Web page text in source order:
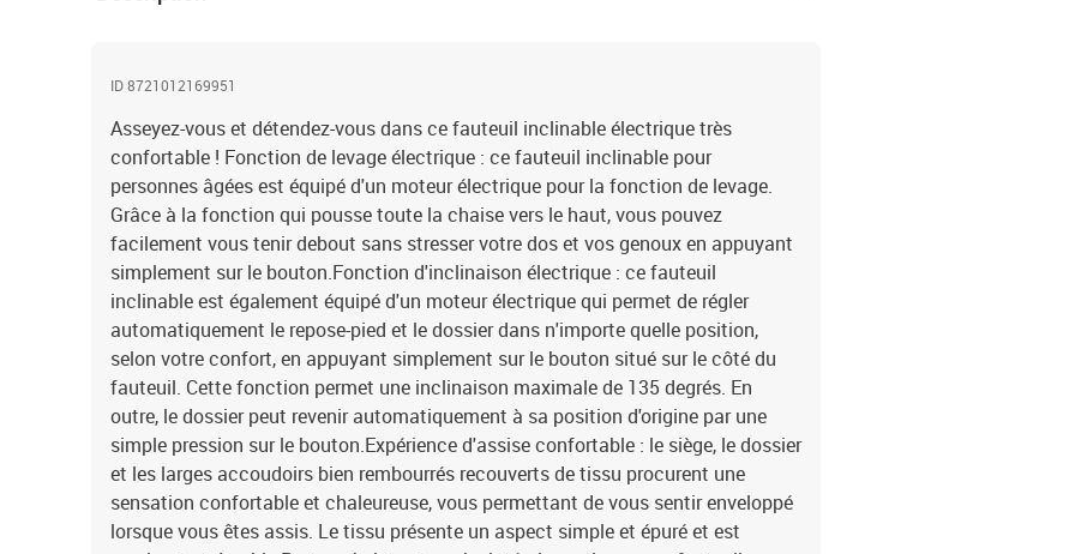
ID 8721012169951
Asseyez-vous et détendez-vous dans ce fauteuil inclinable électrique très
confortable ! Fonction de levage électrique : ce fauteuil inclinable pour
personnes âgées est équipé d'un moteur électrique pour la fonction de levage.
Grâce à la fonction qui pousse toute la chaise vers le haut, vous pouvez
facilement vous tenir debout sans stresser votre dos et vos genoux en appuyant
simplement sur le bouton.Fonction d'inclinaison électrique : ce fauteuil
inclinable est également équipé d'un moteur électrique qui permet de régler
automatiquement le repose-pied et le dossier dans n'importe quelle position,
selon votre confort, en appuyant simplement sur le bouton situé sur le côté du
fauteuil. Cette fonction permet une inclinaison maximale de 135 degrés. En
outre, le dossier peut revenir automatiquement à sa position d'origine par une
simple pression sur le bouton.Expérience d'assise confortable : le siège, le dossier
et les larges accoudoirs bien rembourrés recouverts de tissu procurent une
sensation confortable et chaleureuse, vous permettant de vous sentir enveloppé
lorsque vous êtes assis. Le tissu présente un aspect simple et épuré et est